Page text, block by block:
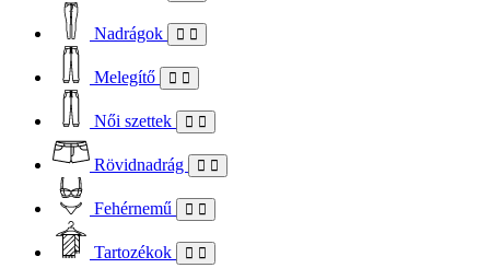
Nadrágok
Melegítő
Női szettek
Rövidnadrág
Fehérnemű
Tartozékok